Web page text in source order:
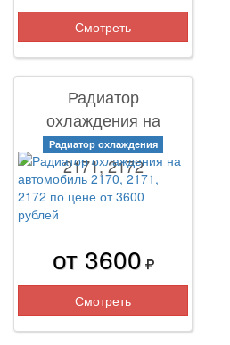
Смотреть
Радиатор
охлаждения на
автомобиль 2170,
2171, 2172
Радиатор охлаждения
от 3600
Смотреть